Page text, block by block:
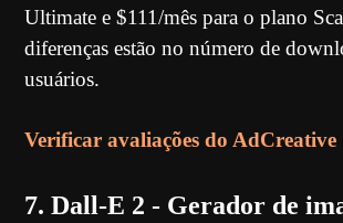
Ultimate e $111/mês para o plano
diferenças estão no número de
usuários.
Verificar avaliações do AdCreative
7. Dall-E 2 - Gerador de